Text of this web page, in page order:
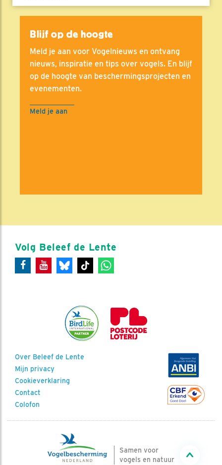
Blijf op de hoogte
Meld je aan voor Vogelnieuws en ontvang
nieuws, inspiratie en tips over vogels. En blijf
op de hoogte van beschermingsprojecten en
evenementen.
Meld je aan
Volg Beleef de Lente
Over Beleef de Lente
Mijn privacy
Cookieverklaring
Contact
Colofon
Samen voor
vogels en natuur